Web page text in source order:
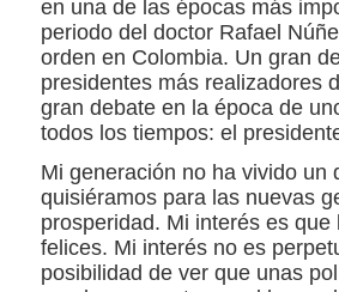
en una de las épocas más
periodo del doctor Rafael
orden en Colombia. Un gran
presidentes más realizadores
gran debate en la época de
todos los tiempos: el
Mi generación no ha vivido un
quisiéramos para las nuevas
prosperidad. Mi interés es
felices. Mi interés no es
posibilidad de ver que unas